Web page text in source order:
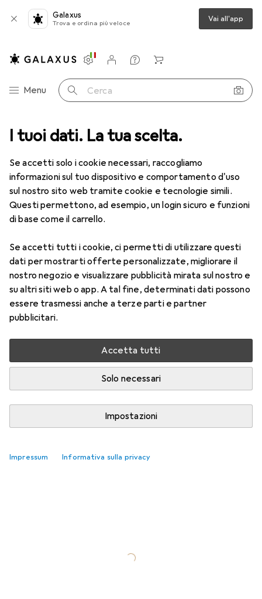
I tuoi dati. La tua scelta.
Se accetti solo i cookie necessari, raccogliamo
informazioni sul tuo dispositivo e comportamento d'uso
sul nostro sito web tramite cookie e tecnologie simili.
Questi permettono, ad esempio, un login sicuro e funzioni
di base come il carrello.
Se accetti tutti i cookie, ci permetti di utilizzare questi
dati per mostrarti offerte personalizzate, migliorare il
nostro negozio e visualizzare pubblicità mirata sul nostro e
su altri siti web o app. A tal fine, determinati dati possono
essere trasmessi anche a terze parti e partner
pubblicitari.
Accetta tutti
Solo necessari
Impostazioni
Impressum Informativa sulla privacy
Galaxus
Trova e ordina più veloce Vai all'app
Categoria Navigazione
Menu Cerca
Impostazioni
Conto cliente
Liste di confronto
Liste dei desideri
Carrello
Fuori tutto Ufficio + Cancelleria
Fuori tutto: Articoli di cancelleria